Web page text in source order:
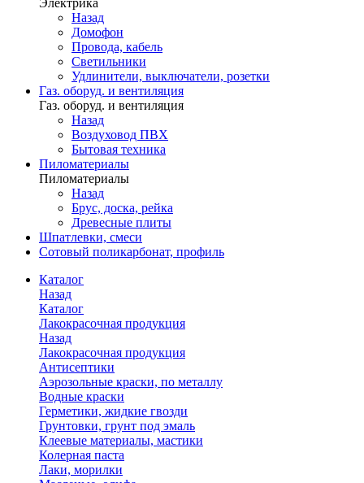
Электрика
Назад
Домофон
Провода, кабель
Светильники
Удлинители, выключатели, розетки
Газ. оборуд. и вентиляция
Газ. оборуд. и вентиляция
Назад
Воздуховод ПВХ
Бытовая техника
Пиломатериалы
Пиломатериалы
Назад
Брус, доска, рейка
Древесные плиты
Шпатлевки, смеси
Сотовый поликарбонат, профиль
Каталог
Назад
Каталог
Лакокрасочная продукция
Назад
Лакокрасочная продукция
Антисептики
Аэрозольные краски, по металлу
Водные краски
Герметики, жидкие гвозди
Грунтовки, грунт под эмаль
Клеевые материалы, мастики
Колерная паста
Лаки, морилки